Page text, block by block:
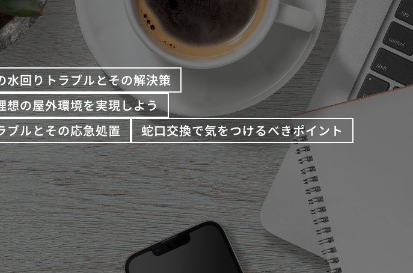
水回りトラブルとその解決策
想の屋外環境を実現しよう
ブルとその応急処置 蛇口交換で気をつけるべきポイント